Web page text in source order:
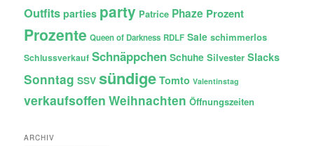
Outfits parties party Patrice Phaze Prozent
Prozente Queen of Darkness RDLF Sale schimmerlos
Schlussverkauf Schnäppchen Schuhe Silvester Slacks
Sonntag SSV sündige Tomto Valentinstag
verkaufsoffen Weihnachten Öffnungszeiten
ARCHIV